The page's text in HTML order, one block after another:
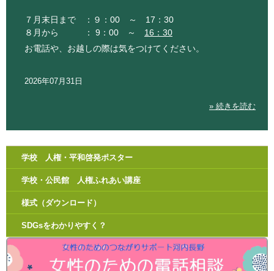
７月末日まで ：９：00 ～ 17：30
８月から ： 9：00 ～ 16：30
お電話や、お越しの際は気をつけてください。
2026年07月31日
» 続きを読む
学校 人権・平和啓発ポスター
学校・公民館 人権ふれあい講座
様式（ダウンロード）
SDGsをわかりやすく？